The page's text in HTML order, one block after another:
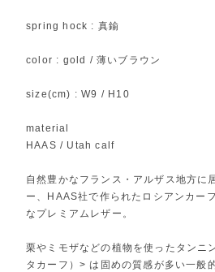
spring hock : 真鍮
color : gold / 薄いブラウン
size(cm) : W9 / H10
material
HAAS / Utah calf
自然豊かなフランス・アルザス地方に
ー、HAAS社で作られたロシアンカー
なプレミアムレザー。
栗やミモザなどの植物を使ったタン
タカーフ）> は固めの質感が多い一般